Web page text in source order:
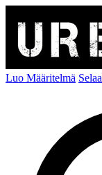
Luo Määritelmä Selaa